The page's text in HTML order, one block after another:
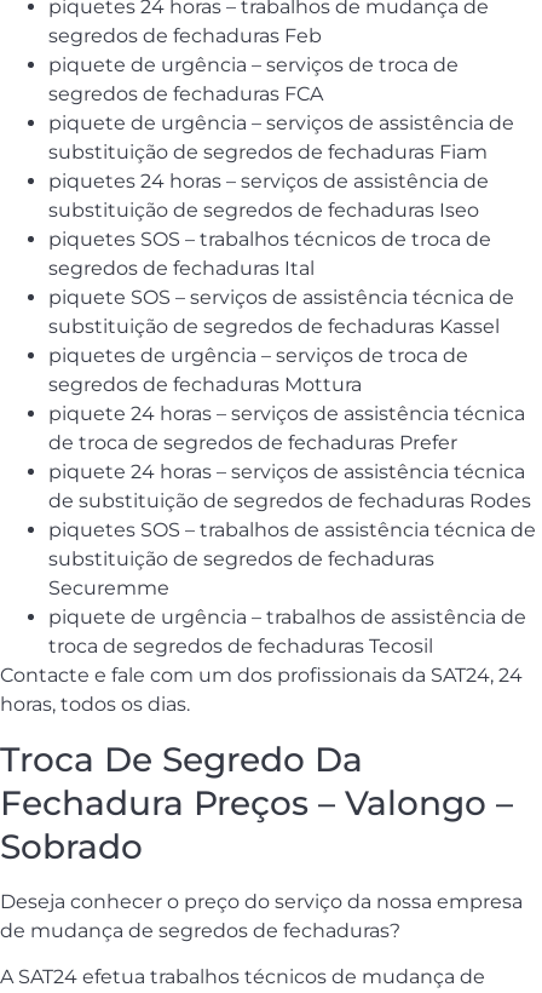
piquetes 24 horas – trabalhos de mudança de
segredos de fechaduras Feb
piquete de urgência – serviços de troca de
segredos de fechaduras FCA
piquete de urgência – serviços de assistência de
substituição de segredos de fechaduras Fiam
piquetes 24 horas – serviços de assistência de
substituição de segredos de fechaduras Iseo
piquetes SOS – trabalhos técnicos de troca de
segredos de fechaduras Ital
piquete SOS – serviços de assistência técnica de
substituição de segredos de fechaduras Kassel
piquetes de urgência – serviços de troca de
segredos de fechaduras Mottura
piquete 24 horas – serviços de assistência técnica
de troca de segredos de fechaduras Prefer
piquete 24 horas – serviços de assistência técnica
de substituição de segredos de fechaduras Rodes
piquetes SOS – trabalhos de assistência técnica de
substituição de segredos de fechaduras
Securemme
piquete de urgência – trabalhos de assistência de
troca de segredos de fechaduras Tecosil
Contacte e fale com um dos profissionais da SAT24, 24
horas, todos os dias.
Troca De Segredo Da
Fechadura Preços – Valongo –
Sobrado
Deseja conhecer o preço do serviço da nossa empresa
de mudança de segredos de fechaduras?
A SAT24 efetua trabalhos técnicos de mudança de